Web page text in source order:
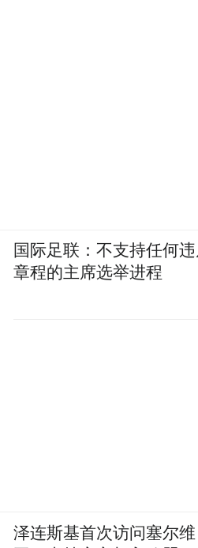
国际足联：不支持任何违
章程的主席选举进程
泽连斯基首次访问塞尔维